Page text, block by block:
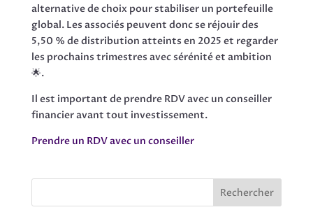
alternative de choix pour stabiliser un portefeuille
global. Les associés peuvent donc se réjouir des
5,50 % de distribution atteints en 2025 et regarder
les prochains trimestres avec sérénité et ambition
🌟.
Il est important de prendre RDV avec un conseiller
financier avant tout investissement.
Prendre un RDV avec un conseiller
Rechercher